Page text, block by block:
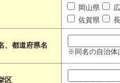
岡山県
佐賀県
、都道府県名
※同名の自治体
区